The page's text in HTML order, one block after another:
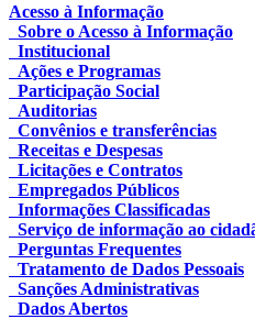
Acesso à Informação
Sobre o Acesso à Informação
Institucional
Ações e Programas
Participação Social
Auditorias
Convênios e transferências
Receitas e Despesas
Licitações e Contratos
Empregados Públicos
Informações Classificadas
Serviço de informação ao
Perguntas Frequentes
Tratamento de Dados Pessoais
Sanções Administrativas
Dados Abertos